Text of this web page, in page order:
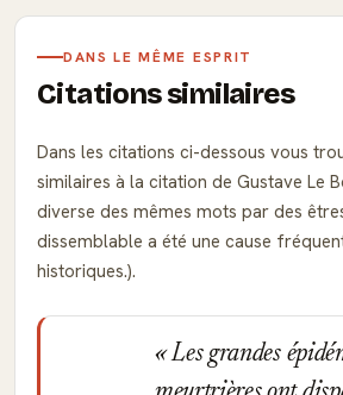
DANS LE MÊME ESPRIT
Citations similaires
Dans les citations ci-dessous vous
similaires à la citation de Gustave Le
diverse des mêmes mots par des
dissemblable a été une cause
historiques.).
Les grandes